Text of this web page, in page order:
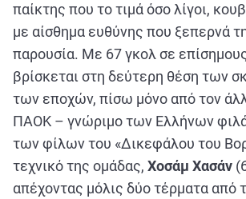
παίκτης που το τιμά όσο λίγοι,
με αίσθημα ευθύνης που ξεπερνά
παρουσία. Με 67 γκολ σε
βρίσκεται στη δεύτερη θέση των
των εποχών, πίσω μόνο από τον
ΠΑΟΚ – γνώριμο των Ελλήνων
των φίλων του «Δικεφάλου του
τεχνικό της ομάδας, Χοσάμ Χασάν
απέχοντας μόλις δύο τέρματα από